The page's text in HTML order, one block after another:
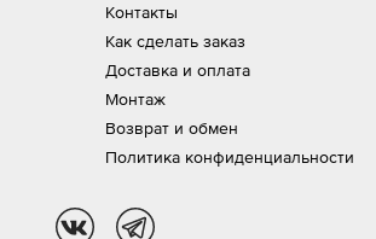
Контакты
Как сделать заказ
Доставка и оплата
Монтаж
Возврат и обмен
Политика конфиденциальности